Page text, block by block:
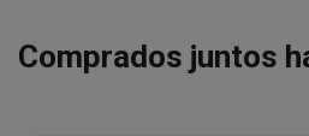
Comprados juntos